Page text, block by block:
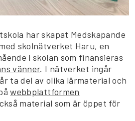
har skapat Medskapande
skolnätverket Haru, en
i skolan som finansieras
vänner. I nätverket ingår
ta del av olika lärmaterial och
webbplattformen
material som är öppet för